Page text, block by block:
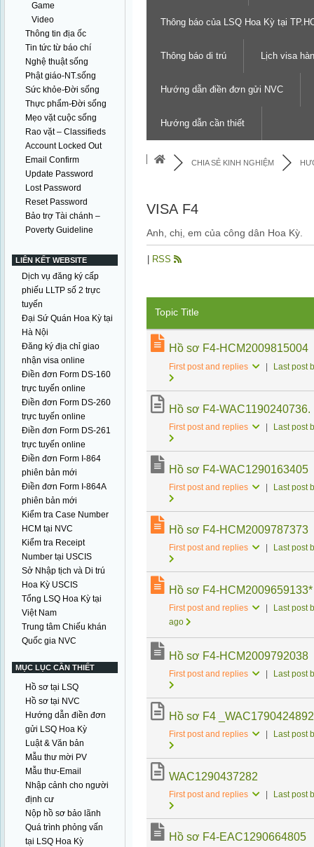
Game
Video
Thông tin địa ốc
Tin tức từ báo chí
Nghệ thuật sống
Phật giáo-NT.sống
Sức khỏe-Đời sống
Thực phẩm-Đời sống
Mẹo vặt cuộc sống
Rao vặt – Classifieds
Account Locked Out
Email Confirm
Update Password
Lost Password
Reset Password
Bảo trợ Tài chánh –
Poverty Guideline
LIÊN KẾT WEBSITE
Dịch vụ đăng ký cấp
phiếu LLTP số 2 trực
tuyến
Đại Sứ Quán Hoa Kỳ tại
Hà Nội
Đăng ký địa chỉ giao
nhận visa online
Điền đơn Form DS-160
trực tuyến online
Điền đơn Form DS-260
trực tuyến online
Điền đơn Form DS-261
trực tuyến online
Điền đơn Form I-864
phiên bản mới
Điền đơn Form I-864A
phiên bản mới
Kiểm tra Case Number
HCM tại NVC
Kiểm tra Receipt
Number tại USCIS
Sở Nhập tịch và Di trú
Hoa Kỳ USCIS
Tổng LSQ Hoa Kỳ tại
Việt Nam
Trung tâm Chiếu khán
Quốc gia NVC
MỤC LỤC CẦN THIẾT
Hồ sơ tại LSQ
Hồ sơ tại NVC
Hướng dẫn điền đơn
gửi LSQ Hoa Kỳ
Luật & Văn bản
Mẫu thư mời PV
Mẫu thư-Email
Nhập cảnh cho người
định cư
Nộp hồ sơ bảo lãnh
Quá trình phỏng vấn
tại LSQ Hoa Kỳ
Thông báo của LSQ Hoa Kỳ tại
Thông báo di trú Lịch visa
Hướng dẫn điền đơn gửi NVC
Hướng dẫn cần thiết
CHIA SẺ KINH NGHIỆM
VISA F4
Anh, chị, em của công dân Hoa Kỳ.
RSS
Topic Title
Hồ sơ F4-HCM2009815004
First post and replies Last post
Hồ sơ F4-WAC1190240736.
First post and replies Last post
Hồ sơ F4-WAC1290163405
First post and replies Last post
Hồ sơ F4-HCM2009787373
First post and replies Last post
Hồ sơ F4-HCM2009659133*
First post and replies
Last post
ago
Hồ sơ F4-HCM2009792038
First post and replies Last post
Hồ sơ F4 _WAC1790424892
First post and replies Last post
WAC1290437282
First post and replies Last post
Hồ sơ F4-EAC1290664805